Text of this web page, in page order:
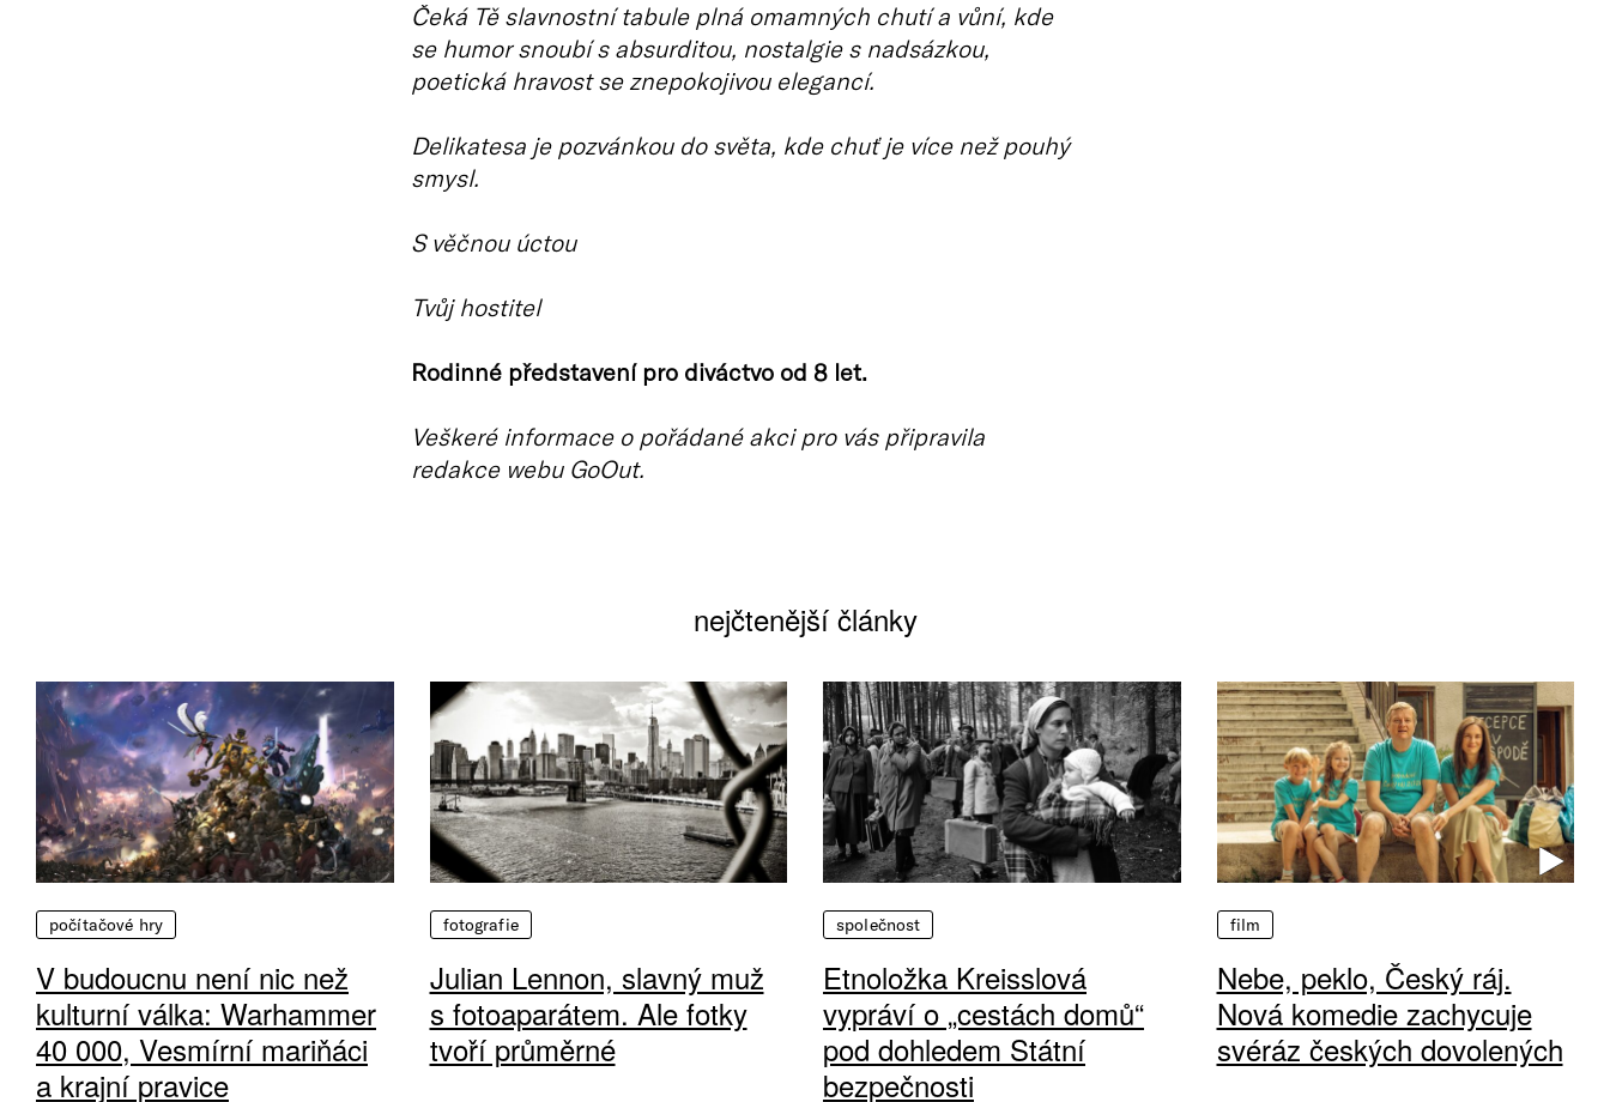
Čeká Tě slavnostní tabule plná omamných chutí a vůní, kde
se humor snoubí s absurditou, nostalgie s nadsázkou,
poetická hravost se znepokojivou elegancí.
Delikatesa je pozvánkou do světa, kde chuť je více než pouhý
smysl.
S věčnou úctou
Tvůj hostitel
Rodinné představení pro diváctvo od 8 let.
Veškeré informace o pořádané akci pro vás připravila
redakce webu GoOut.
nejčtenější články
počítačové hry
V budoucnu není nic než
kulturní válka: Warhammer
40 000, Vesmírní mariňáci
a krajní pravice
fotografie
Julian Lennon, slavný muž
s fotoaparátem. Ale fotky
tvoří průměrné
společnost
Etnoložka Kreisslová
vypráví o „cestách domů“
pod dohledem Státní
bezpečnosti
film
Nebe, peklo, Český ráj.
Nová komedie zachycuje
svéráz českých dovolených